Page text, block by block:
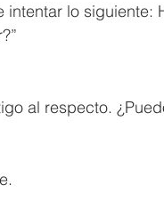
lo siguiente:
al respecto.